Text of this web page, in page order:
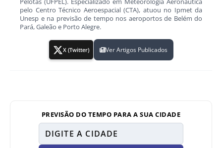
pelo Centro Técnico Aeroespacial (CTA), atuou no Ipmet da
Unesp e na previsão de tempo nos aeroportos de Belém do
Pará, Galeão e Porto Alegre.
X (Twitter) Ver Artigos Publicados
PREVISÃO DO TEMPO PARA A SUA CIDADE